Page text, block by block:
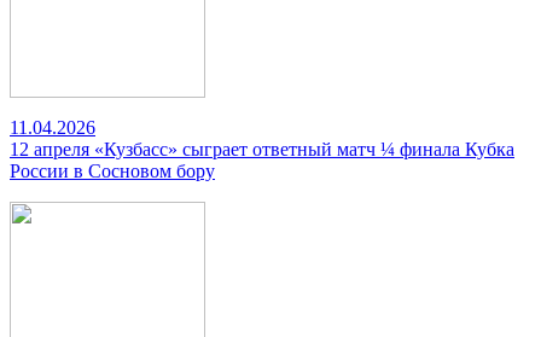
11.04.2026
12 апреля «Кузбасс» сыграет ответный матч ¼ финала Кубка
России в Сосновом бору